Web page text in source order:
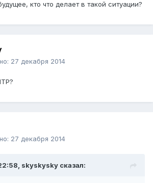
кто что делает в такой ситуации?
27 декабря 2014
27 декабря 2014
skyskysky сказал: